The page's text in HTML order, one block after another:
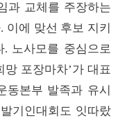
과 교체를 주장하는
이에 맞선 후보 지키
노사모를 중심으로
망 포장마차’가 대표
동본부 발족과 유시
기인대회도 잇따랐